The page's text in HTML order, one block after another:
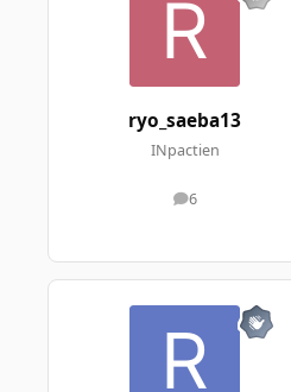
ryo_saeba13
INpactien
6
messages